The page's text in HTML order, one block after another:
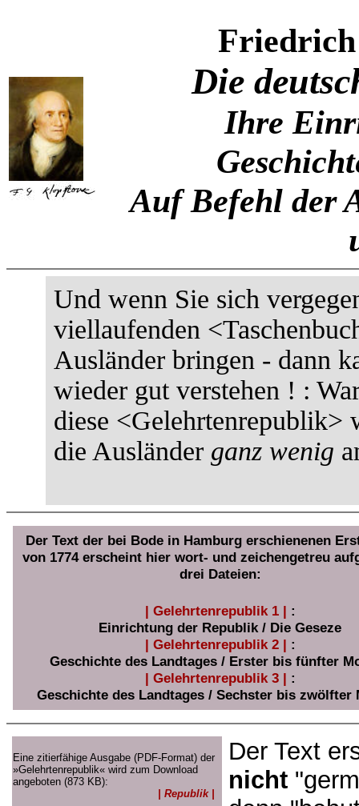
Die
Ihre
Auf Befehl der
Und wenn Sie sich
viellaufenden
Ausländer bringen - dann
wieder gut verstehen ! :
diese <Gelehrtenrepublik>
die Ausländer ganz wenig
Der Text der bei Bode in Hamburg erschienenen
von 1774 erscheint hier wort- und zeichengetreu
drei Dateien:
| Gelehrtenrepublik 1 | :
Einrichtung der Republik / Die Geseze
| Gelehrtenrepublik 2 | :
Geschichte des Landtages / Erster bis fünfter
| Gelehrtenrepublik 3 | :
Geschichte des Landtages / Sechster bis zwölfter
Eine zitierfähige Ausgabe (PDF-Format) der
»Gelehrtenrepublik« wird zum Download
angeboten (873 KB):
| Republik |
Der Text
nicht